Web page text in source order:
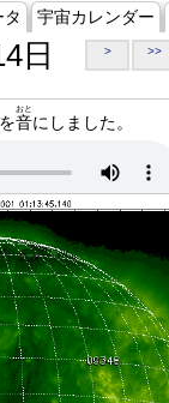
タ 宇宙カレンダー
日 > >>
を音
おと
にしました。